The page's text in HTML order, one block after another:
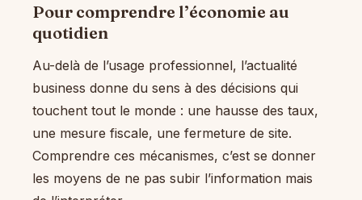
Pour comprendre l’économie au
quotidien
Au-delà de l’usage professionnel, l’actualité
business donne du sens à des décisions qui
touchent tout le monde : une hausse des taux,
une mesure fiscale, une fermeture de site.
Comprendre ces mécanismes, c’est se donner
les moyens de ne pas subir l’information mais